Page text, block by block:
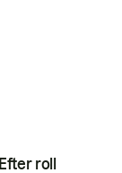
Efter roll